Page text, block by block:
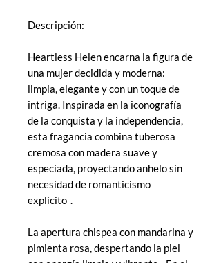
Descripción:
Heartless Helen encarna la figura de
una mujer decidida y moderna:
limpia, elegante y con un toque de
intriga. Inspirada en la iconografía
de la conquista y la independencia,
esta fragancia combina tuberosa
cremosa con madera suave y
especiada, proyectando anhelo sin
necesidad de romanticismo
explícito .
La apertura chispea con mandarina y
pimienta rosa, despertando la piel